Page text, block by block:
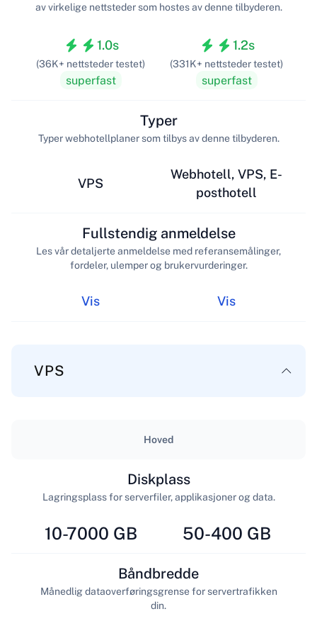
1.0s
(36K+ nettsteder testet)
superfast
av virkelige nettsteder som hostes av denne tilbyderen.
1.2s
(331K+ nettsteder testet)
superfast
VPS
Typer
Typer webhotellplaner som tilbys av denne tilbyderen.
Webhotell, VPS, E-
posthotell
Vis
Fullstendig anmeldelse
Les vår detaljerte anmeldelse med referansemålinger,
fordeler, ulemper og brukervurderinger.
Vis
VPS
Hoved
10-7000 GB
Diskplass
Lagringsplass for serverfiler, applikasjoner og data.
50-400 GB
Båndbredde
Månedlig dataoverføringsgrense for servertrafikken
din.